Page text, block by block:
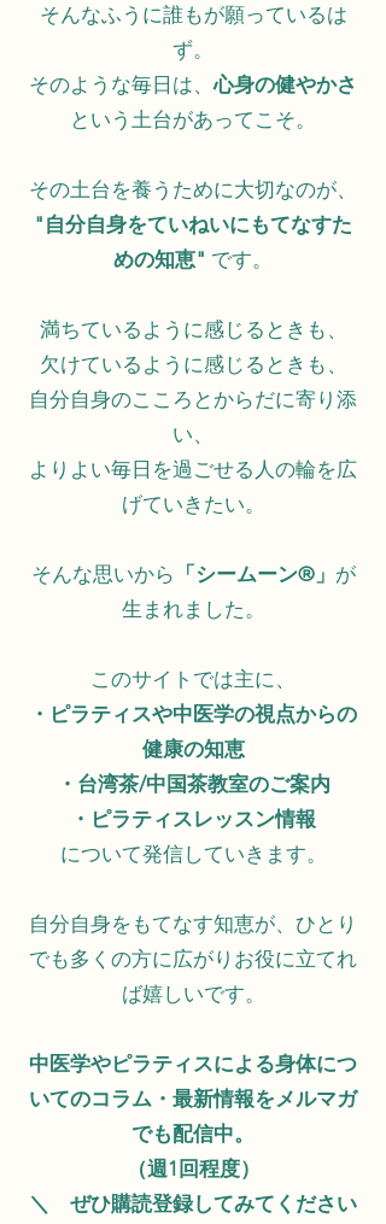
そんなふうに誰もが願っているは
ず。
そのような毎日は、心身の健やかさ
という土台があってこそ。
その土台を養うために大切なのが、
"自分自身をていねいにもてなすた
めの知恵" です。
満ちているように感じるときも、
欠けているように感じるときも、
自分自身のこころとからだに寄り添
い、
よりよい毎日を過ごせる人の輪を広
げていきたい。
そんな思いから 「シームーン®️」 が
生まれました。
このサイトでは主に、​
・ピラティスや中医学の視点からの
健康の知恵
・台湾茶/中国茶教室のご案内
・ピラティスレッスン情報
について発信していきます。
自分自身をもてなす知恵が、ひとり
でも多くの方に広がりお役に立てれ
ば嬉しいです。
中医学やピラティスによる身体につ
いてのコラム・最新情報をメルマガ
でも配信中。
​（週1回程度）
＼ ぜひ購読登録してみてください